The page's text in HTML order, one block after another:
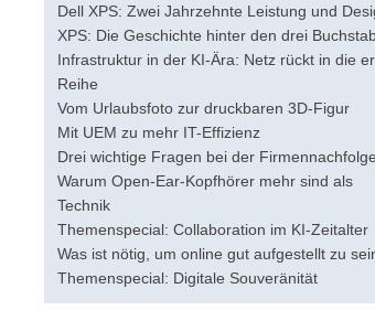
Dell XPS: Zwei Jahrzehnte Leistung und
XPS: Die Geschichte hinter den drei
Infrastruktur in der KI-Ära: Netz rückt in die
Reihe
Vom Urlaubsfoto zur druckbaren 3D-Figur
Mit UEM zu mehr IT-Effizienz
Drei wichtige Fragen bei der Firmennachfolge
Warum Open-Ear-Kopfhörer mehr sind als
Technik
Themenspecial: Collaboration im KI-Zeitalter
Was ist nötig, um online gut aufgestellt zu
Themenspecial: Digitale Souveränität